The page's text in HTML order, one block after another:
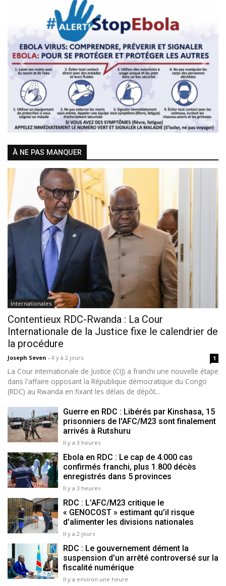
Previous Next
À NE PAS MANQUER
Internationales
Contentieux RDC-Rwanda : La Cour
Internationale de la Justice fixe le calendrier de
la procédure
Joseph Seven - Il y a 2 jours 1
La Cour internationale de Justice (CIJ) a franchi une nouvelle étape
dans l'affaire opposant la République démocratique du Congo
(RDC) au Rwanda en fixant les délais de dépôt...
Guerre en RDC : Libérés par Kinshasa, 15
prisonniers de l'AFC/M23 sont finalement
arrivés à Rutshuru
Il y a 3 heures
Ebola en RDC : Le cap de 4.000 cas
confirmés franchi, plus 1.800 décès
enregistrés dans 5 provinces
Il y a 3 heures
RDC : L’AFC/M23 critique le
« GENOCOST » estimant qu’il risque
d'alimenter les divisions nationales
Il y a 2 jours
RDC : Le gouvernement dément la
suspension d’un arrêté controversé sur la
fiscalité numérique
Il y a environ une heure